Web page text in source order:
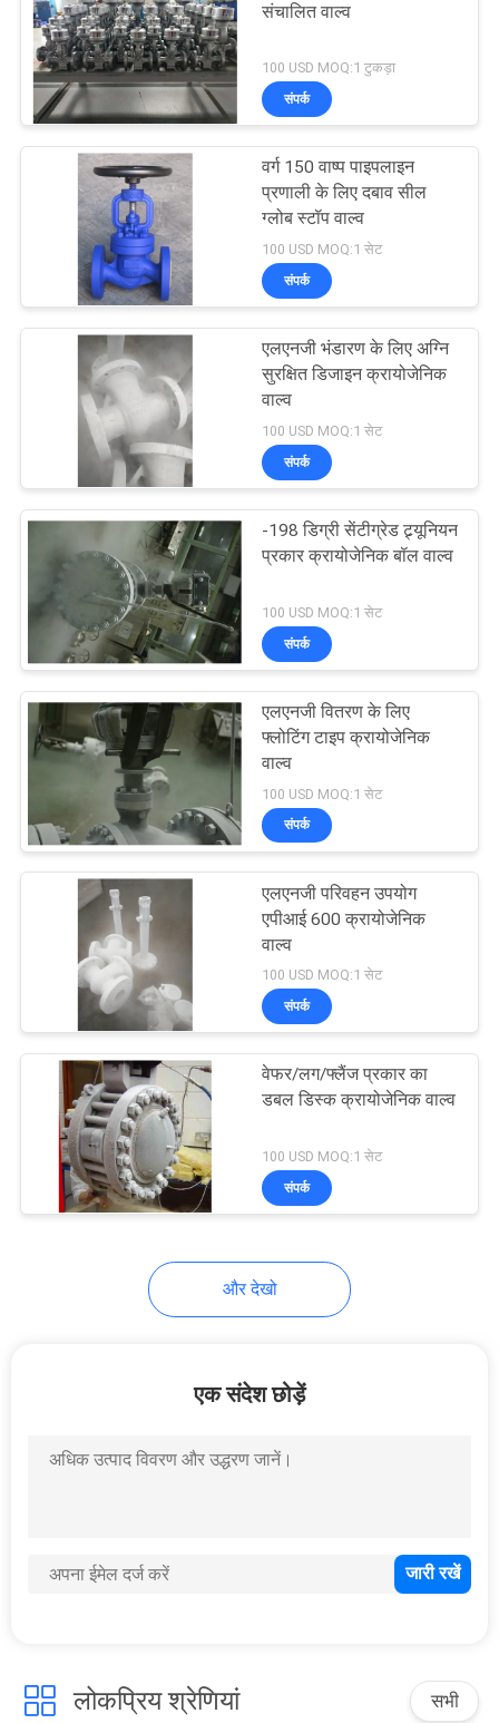
समाचार
उद्धरण
साइटमैप
PRIVACY
POLICY
फ्लोटिंग बॉल वाल्व
शीर्ष प्रवेश गेंद वाल्व
23
डबल ब्लॉक और ब्लड
वाल्व
16
धातु की बैठी गेंद वाल्व
ग्लोब स्टॉप वाल्व
एनआरवी चेक वाल्व
द्रव प्रवाह नियंत्रण वाल्व
संचालित वाल्व
100 USD MOQ:1 टुकड़ा
संपर्क
वर्ग 150 वाष्प पाइपलाइन
प्रणाली के लिए दबाव सील
ग्लोब स्टॉप वाल्व
100 USD MOQ:1 सेट
संपर्क
एलएनजी भंडारण के लिए अग्नि
सुरक्षित डिजाइन क्रायोजेनिक
वाल्व
100 USD MOQ:1 सेट
संपर्क
-198 डिग्री सेंटीग्रेड ट्र्यूनियन
प्रकार क्रायोजेनिक बॉल वाल्व
100 USD MOQ:1 सेट
संपर्क
एलएनजी वितरण के लिए
फ्लोटिंग टाइप क्रायोजेनिक
वाल्व
100 USD MOQ:1 सेट
संपर्क
एलएनजी परिवहन उपयोग
एपीआई 600 क्रायोजेनिक
वाल्व
100 USD MOQ:1 सेट
संपर्क
वेफर/लग/फ्लैंज प्रकार का
डबल डिस्क क्रायोजेनिक वाल्व
100 USD MOQ:1 सेट
संपर्क
और देखो
एक संदेश छोड़ें
लोकप्रिय श्रेणियां सभी